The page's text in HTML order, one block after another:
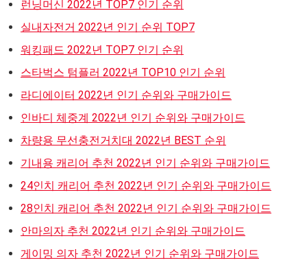
런닝머신 2022년 TOP7 인기 순위
실내자전거 2022년 인기 순위 TOP7
워킹패드 2022년 TOP7 인기 순위
스타벅스 텀플러 2022년 TOP10 인기 순위
라디에이터 2022년 인기 순위와 구매가이드
인바디 체중계 2022년 인기 순위와 구매가이드
차량용 무선충전거치대 2022년 BEST 순위
기내용 캐리어 추천 2022년 인기 순위와 구매가이드
24인치 캐리어 추천 2022년 인기 순위와 구매가이드
28인치 캐리어 추천 2022년 인기 순위와 구매가이드
안마의자 추천 2022년 인기 순위와 구매가이드
게이밍 의자 추천 2022년 인기 순위와 구매가이드